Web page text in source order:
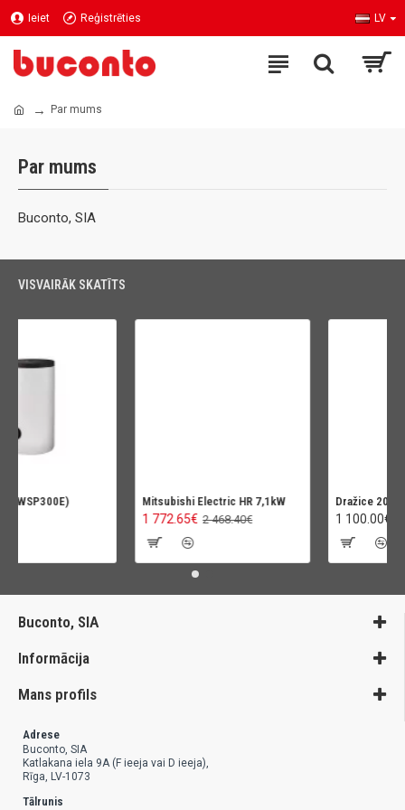
Ieiet Reģistrēties LV
Par mums
Par mums
Buconto, SIA
VISVAIRĀK SKATĪTS
Mitsubishi Electric HR 7,1kW
1 772.65€ 2 468.40€
Dražice 200L
1 100.00€
Buconto, SIA
Informācija
Mans profils
Adrese
Buconto, SIA
Katlakana iela 9A (F ieeja vai D ieeja),
Rīga, LV-1073
Tālrunis